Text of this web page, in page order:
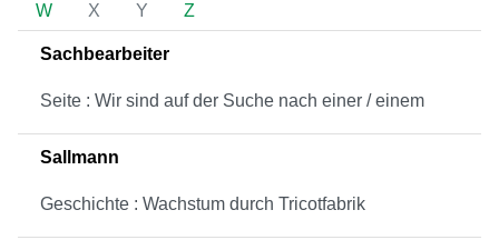
W
X Y Z
Sachbearbeiter
Seite : Wir sind auf der Suche nach einer / einem
Sallmann
Geschichte : Wachstum durch Tricotfabrik